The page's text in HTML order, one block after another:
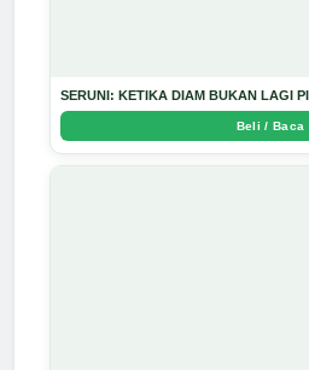
SERUNI: KETIKA DIAM BUKAN LAGI
Beli / Baca